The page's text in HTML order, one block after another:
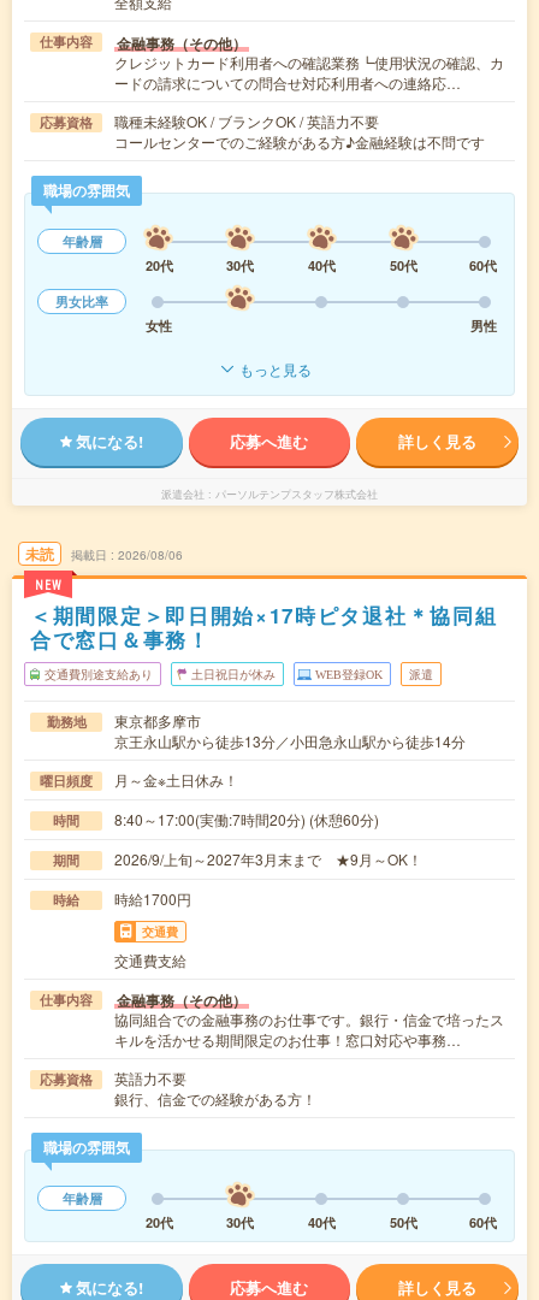
仕事内容 金融事務（その他）
クレジットカード利用者への確認業務┗使用状況の確認、カ
ードの請求についての問合せ対応利用者への連絡応…
応募資格
職種未経験OK / ブランクOK / 英語力不要
コールセンターでのご経験がある方♪金融経験は不問です
職場の雰囲気
年齢層
20代
30代 40代 50代
60代
男女比率
女性
男性
もっと見る
気になる! 応募へ進む 詳しく見る
派遣会社 パーソルテンプスタッフ株式会社
未読
NEW
掲載日 2026/08/06
＜期間限定＞即日開始×17時ピタ退社＊協同組
合で窓口＆事務！
交通費別途支給あり 土日祝日が休み WEB登録OK 派遣
勤務地
東京都多摩市
京王永山駅から徒歩13分／小田急永山駅から徒歩14分
曜日頻度 月～金※土日休み！
時間 8:40～17:00(実働:7時間20分) (休憩60分)
期間 2026/9/上旬～2027年3月末まで ★9月～OK！
時給 時給1700円
交通費
交通費支給
仕事内容 金融事務（その他）
協同組合での金融事務のお仕事です。銀行・信金で培ったス
キルを活かせる期間限定のお仕事！窓口対応や事務…
応募資格
英語力不要
銀行、信金での経験がある方！
職場の雰囲気
年齢層
20代
30代 40代 50代 60代
気になる! 応募へ進む 詳しく見る